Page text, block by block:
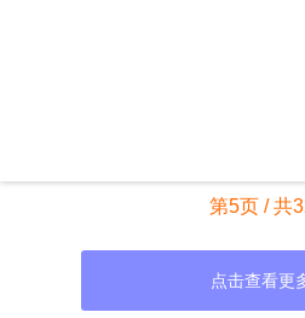
第5页 / 共
点击查看更